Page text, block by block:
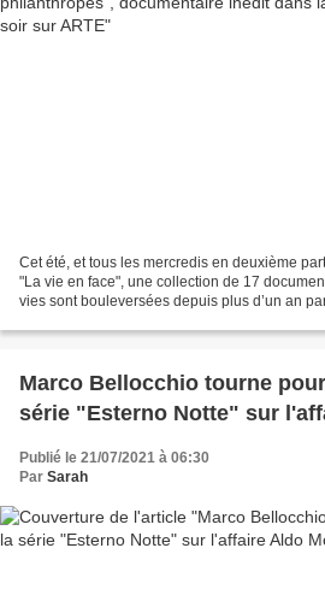
Cet été, et tous les mercredis en deuxième
"La vie en face", une collection de 17
vies sont bouleversées depuis plus d’un an
Marco Bellocchio tourne
série "Esterno Notte" sur
Publié le 21/07/2021 à 06:30
Par Sarah